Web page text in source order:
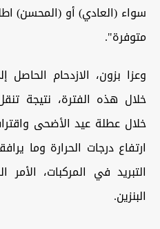
سواء (العادي) أو (المحسن)
متوفرة".
وعزا بزون، الازدحام
خلال هذه الفترة، نتيجة
خلال عطلة عيد الأضحى
ارتفاع درجات الحرارة وما
التبريد في المركبات،
البنزين.